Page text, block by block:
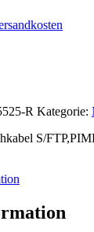
R Kategorie:
S/